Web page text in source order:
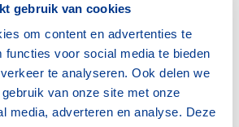
gebruik van cookies
om content en advertenties te
functies voor social media te bieden
te analyseren. Ook delen we
van onze site met onze
media, adverteren en analyse. Deze
meeste sportbonden aangesloten
(ISR). Het ISR
voor de aangesloten (sport)
dus recht namens de